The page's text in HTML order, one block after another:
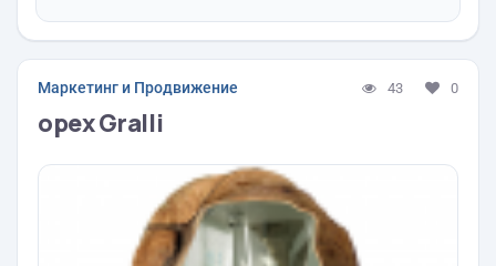
Маркетинг и Продвижение 43 0
орех Gralli